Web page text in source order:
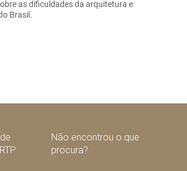
as dificuldades da arquitetura e
Brasil.
Não encontrou o que
procura?